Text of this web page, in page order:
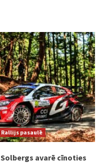
Rallijs pasaulē
Solbergs avarē cīnoties